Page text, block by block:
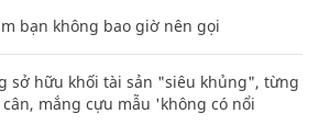
bạn không bao giờ nên gọi
sở hữu khối tài sản "siêu khủng", từng
mắng cựu mẫu 'không có nổi